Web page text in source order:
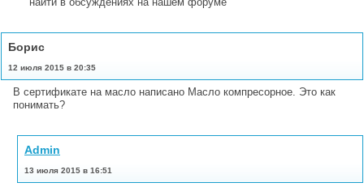
Борис
12 июля 2015 в 20:35
В сертификате на масло написано Масло компресорное. Это как
понимать?
Admin
13 июля 2015 в 16:51